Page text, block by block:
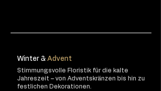
Winter & Advent
Stimmungsvolle Floristik für die kalte
Jahreszeit – von Adventskränzen bis hin zu
festlichen Dekorationen.